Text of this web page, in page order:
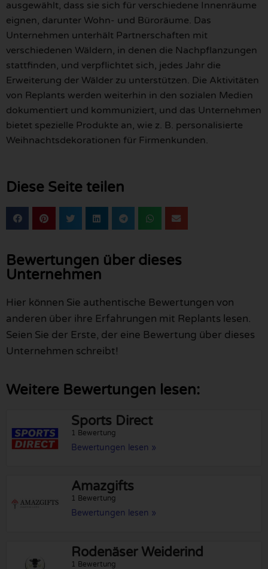
ausgewählt, dass sie sich für verschiedene Innenräume
eignen, darunter Wohn- und Büroräume. Das
Unternehmen unterhält Partnerschaften mit
verschiedenen Wäldern, in denen die Nachpflanzungen
stattfinden, und verpflichtet sich, jedes Jahr die
Erweiterung der Wälder zu unterstützen. Die Aktivitäten
von Replants werden weiterhin in den sozialen Medien
dokumentiert und kommuniziert, und das Unternehmen
bietet spezielle Produkte an, wie z. B. personalisierte
Weihnachtsdekorationen für Firmenkunden.
Diese Seite teilen
Bewertungen über dieses
Unternehmen
Hier können Sie authentische Bewertungen von
anderen über ihre Erfahrungen mit Replants lesen.
Seien Sie der Erste, der eine Bewertung über dieses
Unternehmen schreibt!
Weitere Bewertungen lesen:
Sports Direct
1 Bewertung
Bewertungen lesen »
Amazgifts
1 Bewertung
Bewertungen lesen »
Rodenäser Weiderind
1 Bewertung